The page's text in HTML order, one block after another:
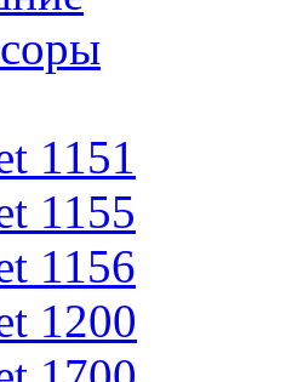
1151
1155
1156
1200